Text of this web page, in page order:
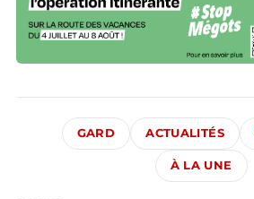
GARD ACTUALITÉS
À LA UNE